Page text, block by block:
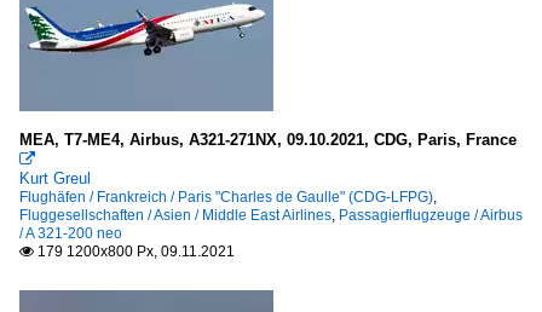
MEA, T7-ME4, Airbus, A321-271NX, 09.10.2021, CDG, Paris, France

Kurt Greul
Flughäfen / Frankreich / Paris "Charles de Gaulle" (CDG-LFPG),
Fluggesellschaften / Asien / Middle East Airlines, Passagierflugzeuge / Airbus
/ A 321-200 neo
 179 1200x800 Px, 09.11.2021